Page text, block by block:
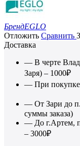
БрендEGLO
Отложить Сравнить
Доставка
— В черте
Заря) – 1000₽
— При покупке
— От Зари до
суммы заказа)
— До г.Артем,
– 3000₽